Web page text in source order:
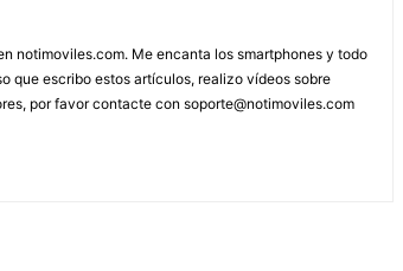
notimoviles.com. Me encanta los smartphones y todo
que escribo estos artículos, realizo vídeos sobre
por favor contacte con soporte@notimoviles.com